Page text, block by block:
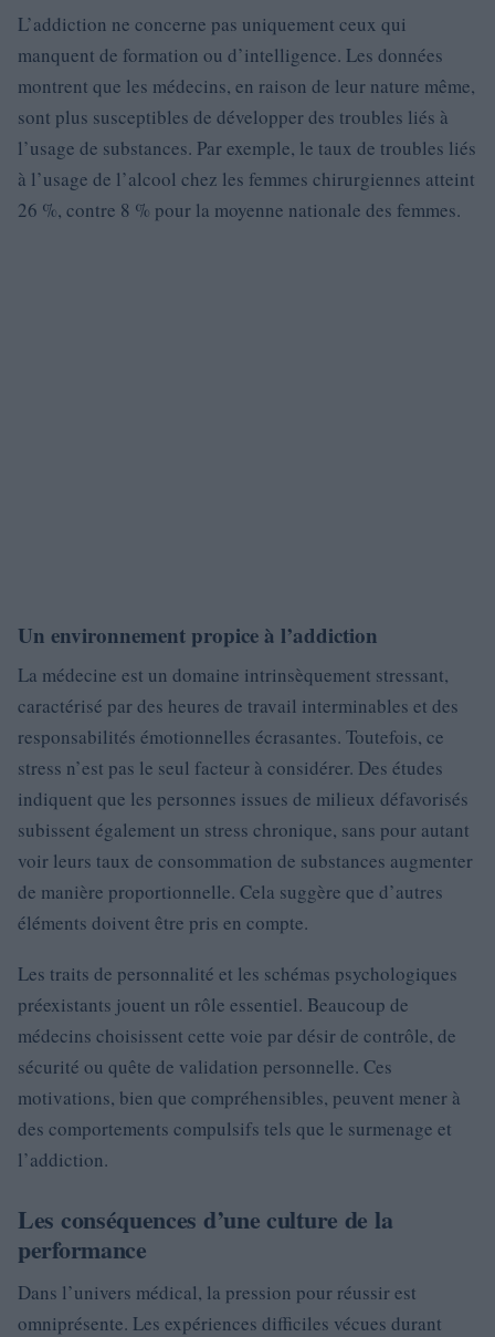
L’addiction ne concerne pas uniquement ceux qui
manquent de formation ou d’intelligence. Les données
montrent que les médecins, en raison de leur nature même,
sont plus susceptibles de développer des troubles liés à
l’usage de substances. Par exemple, le taux de troubles liés
à l’usage de l’alcool chez les femmes chirurgiennes atteint
26 %, contre 8 % pour la moyenne nationale des femmes.
Un environnement propice à l’addiction
La médecine est un domaine intrinsèquement stressant,
caractérisé par des heures de travail interminables et des
responsabilités émotionnelles écrasantes. Toutefois, ce
stress n’est pas le seul facteur à considérer. Des études
indiquent que les personnes issues de milieux défavorisés
subissent également un stress chronique, sans pour autant
voir leurs taux de consommation de substances augmenter
de manière proportionnelle. Cela suggère que d’autres
éléments doivent être pris en compte.
Les traits de personnalité et les schémas psychologiques
préexistants jouent un rôle essentiel. Beaucoup de
médecins choisissent cette voie par désir de contrôle, de
sécurité ou quête de validation personnelle. Ces
motivations, bien que compréhensibles, peuvent mener à
des comportements compulsifs tels que le surmenage et
l’addiction.
Les conséquences d’une culture de la
performance
Dans l’univers médical, la pression pour réussir est
omniprésente. Les expériences difficiles vécues durant